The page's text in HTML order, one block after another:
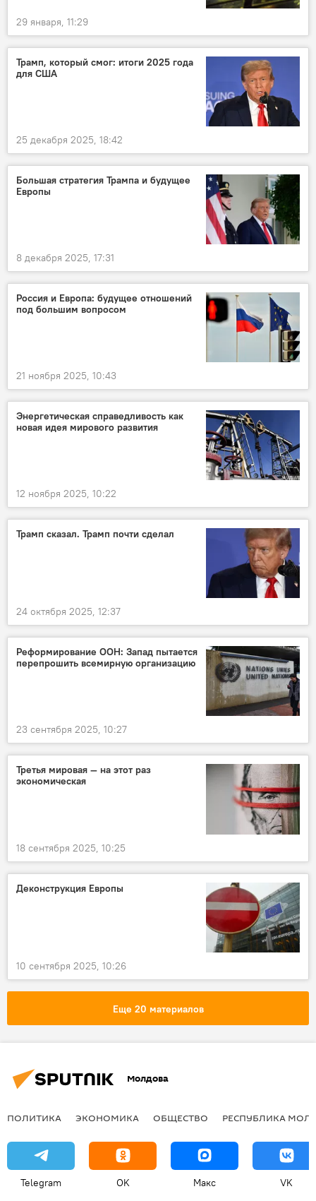
29 января, 11:29
Трамп, который смог: итоги 2025 года
для США
25 декабря 2025, 18:42
Большая стратегия Трампа и будущее
Европы
8 декабря 2025, 17:31
Россия и Европа: будущее отношений
под большим вопросом
21 ноября 2025, 10:43
Энергетическая справедливость как
новая идея мирового развития
12 ноября 2025, 10:22
Трамп сказал. Трамп почти сделал
24 октября 2025, 12:37
Реформирование ООН: Запад пытается
перепрошить всемирную организацию
23 сентября 2025, 10:27
Третья мировая — на этот раз
экономическая
18 сентября 2025, 10:25
Деконструкция Европы
10 сентября 2025, 10:26
Еще 20 материалов
Молдова
ПОЛИТИКА ЭКОНОМИКА ОБЩЕСТВО РЕСПУБЛИКА
Telegram OK Макс VK